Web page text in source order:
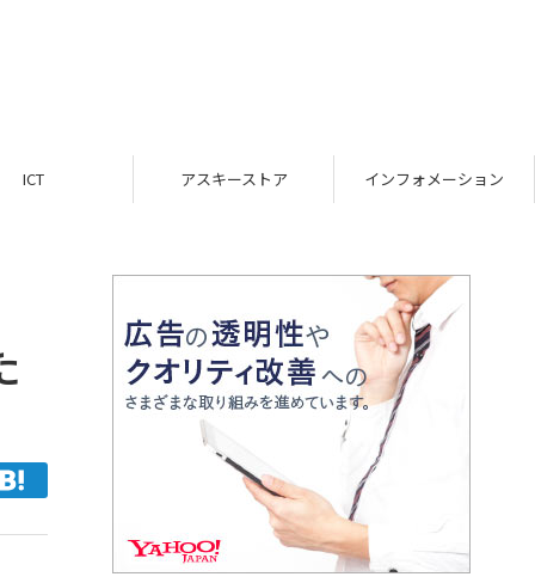
ICT アスキーストア インフォメーション